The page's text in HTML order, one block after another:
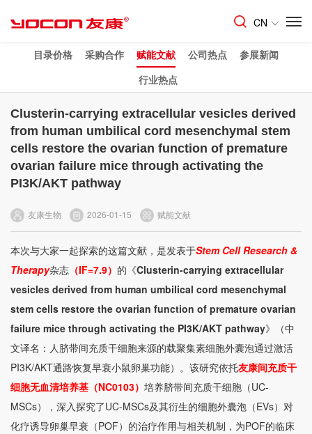
CN
目录价格 采购合作 赋能文献 公司热点
参展新闻
行业热点
Clusterin-carrying extracellular vesicles derived
from human umbilical cord mesenchymal stem
cells restore the ovarian function of premature
ovarian failure mice through activating the
PI3K/AKT pathway
友康生物 2026-01-15 赋能文献
本次与大家一起探索的这篇文献，是发表于Stem Cell Research &
Therapy杂志 （IF=7.9） 的《Clusterin-carrying extracellular
vesicles derived from human umbilical cord mesenchymal
stem cells restore the ovarian function of premature ovarian
failure mice through activating the PI3K/AKT pathway》（中
文译名：人脐带间充质干细胞来源的载聚集素细胞外囊泡通过激活
PI3K/AKT通路恢复早衰小鼠卵巢功能）。该研究依托友康间充质干
细胞无血清培养基（NC0103） 培养脐带间充质干细胞（UC-
MSCs），深入探究了UC-MSCs及其衍生的细胞外囊泡（EVs）对
化疗诱导卵巢早衰（POF）的治疗作用与相关机制，为POF的临床